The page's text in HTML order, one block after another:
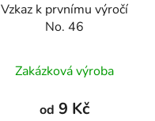
Vzkaz k prvnímu výročí
No. 46
Zakázková výroba
od 9 Kč